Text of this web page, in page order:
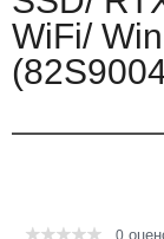
WiFi/
0
Компьютеры
Моноблоки